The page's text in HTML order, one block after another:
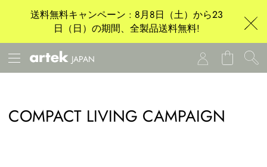
送料無料キャンペーン : 8月8日（土）から23
日（日）の期間、全製品送料無料!
JAPAN
COMPACT LIVING CAMPAIGN